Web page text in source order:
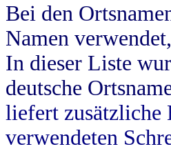
Bei den
Namen
In dieser Liste
deutsche
liefert zusätzliche
verwendeten